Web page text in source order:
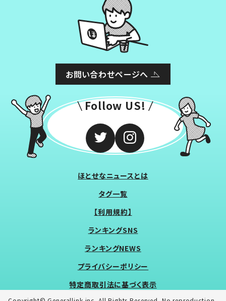
お問い合わせページへ
Follow US!
ほとせなニュースとは
タグ一覧
【利用規約】
ランキングSNS
ランキングNEWS
プライバシーポリシー
特定商取引法に基づく表示